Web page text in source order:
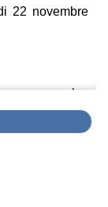
22 novembre
comme les